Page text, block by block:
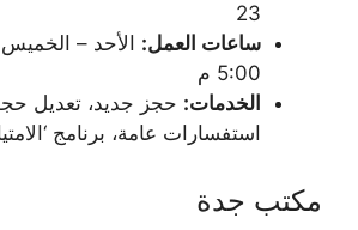
23
ساعات العمل:
5:00 م
الخدمات: حجز جديد، تعديل
استفسارات عامة، برنامج
مكتب جدة